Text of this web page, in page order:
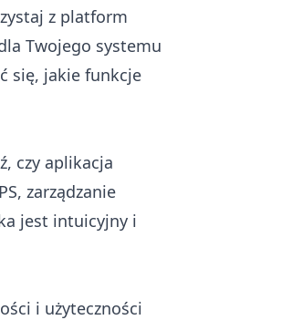
z platform
Twojego systemu
się, jakie funkcje
czy aplikacja
zarządzanie
jest intuicyjny i
i użyteczności